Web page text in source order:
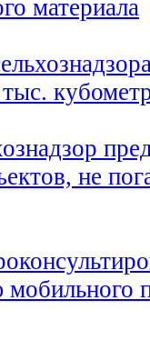
материала
не